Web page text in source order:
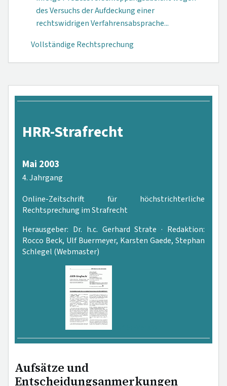
des Versuchs der Aufdeckung einer
rechtswidrigen Verfahrensab­sprache...
Vollständige Rechtsprechung
HRR-Strafrecht
Mai 2003
4. Jahrgang
Online-Zeitschrift für höchstrichterliche
Rechtsprechung im Strafrecht
Herausgeber: Dr. h.c. Gerhard Strate · Redaktion:
Rocco Beck, Ulf Buermeyer, Karsten Gaede, Stephan
Schlegel (Webmaster)
Aufsätze und
Entscheidungsanmerkungen